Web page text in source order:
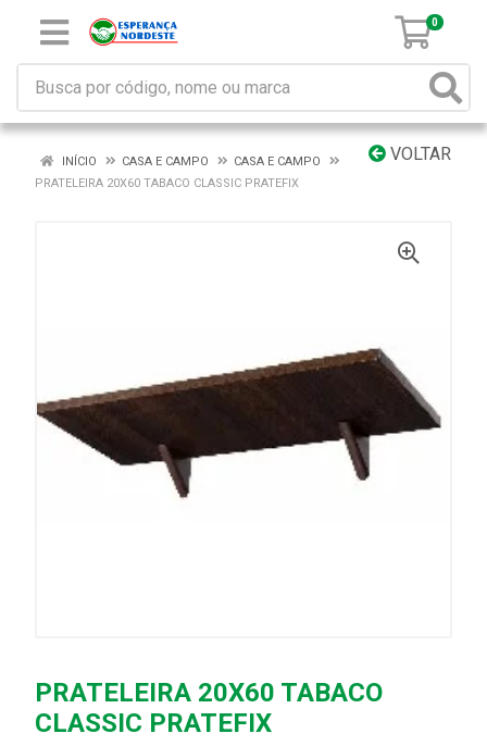
0
VOLTAR
INÍCIO CASA E CAMPO
CASA E CAMPO
PRATELEIRA 20X60 TABACO CLASSIC PRATEFIX
PRATELEIRA 20X60 TABACO
CLASSIC PRATEFIX